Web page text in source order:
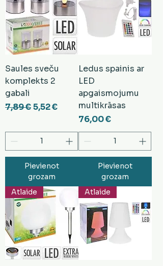
Saules sveču
komplekts 2
gabali
Parastā cena
7,89 €Izpārdošanas cena
5,52 €
Pievienot
grozam
Ledus spainis ar
LED
apgaismojumu
multikrāsas
Cena
76,00 €
Pievienot
grozam
Atlaide
Atlaide